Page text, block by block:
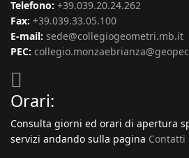
Telefono: +39.039.20.24.262
Fax: +39.039.33.05.100
E-mail: sede@collegiogeometri.mb.it
PEC:
Orari:
Consulta giorni ed orari di apertura
servizi andando sulla pagina Contatti